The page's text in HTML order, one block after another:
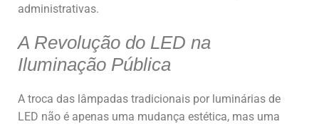
administrativas.
A Revolução do LED na
Iluminação Pública
A troca das lâmpadas tradicionais por luminárias de
LED não é apenas uma mudança estética, mas uma